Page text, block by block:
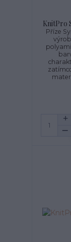
KnitPro
Příze